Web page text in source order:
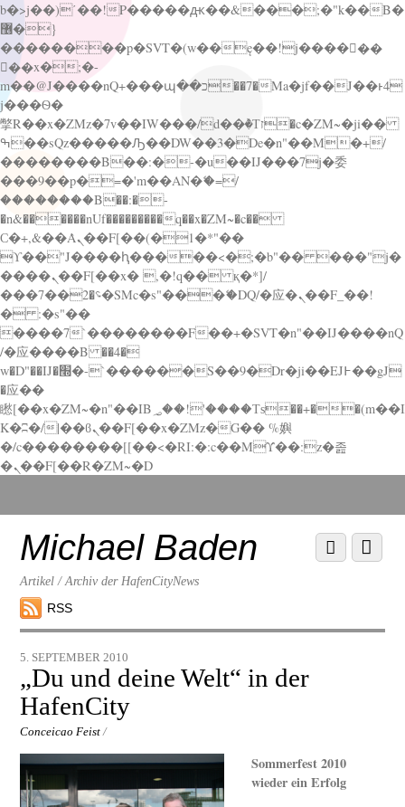
b�>j��)΄��!P�����ԫ��&���;�"k��B�
޶�}
��������p�SVT�(w��ę��!j������
��x�;�-
m��@J����nQ+���պ��כ��7�Ma�jf��J��ͱ4
j���Ѳ�
撆R��x�ZMz�7v��IW���/d��ٞ�Тז�c�ZM~�ji��
ߒ��sQz�����Ԡ��DW��3�De�n"��M�+/
��������B��:�-�u��IJ���7j�委
���9��p�=�'m��AN�ޭ�=/
��������B��:�-
�n&������nUf���������q��x�ZM~�c��
Ϲ�+,&��Ὰܢ��F[��(�1�*"��
ϒ��"J����ԧ�����<�;�b"�� ���"j�
����ܢ��F[��x� ,�!q�� қ�*]/
���؝�2��7�SMc�s"���ޭ�DQ/�应�ܢ��F_��!
� :�s"��
����7`��������F��+�SVT�n"��IJ����nQ
/�应����B ��4�
w�D"��IJ�׭�-`������S��9�Dr�ji��EJ߅��gJ
�应��
矁[��x�ZM~�n"��IB؃��!'����Тѕ��+��(m��I
K�ʭ�/|��ϐܢ��F[��x�ZMz�G�� %嬩
�/c��������[[��<�RI:�:c��MΎ��:z�졾
�ܢ��F[��R�ZM~�D
down
contentMichael Baden
Artikel / Archiv der HafenCityNews
RSS
Menu
Scroll
down
5. SEPTEMBER 2010
„Du und deine Welt“ in der
HafenCity
Conceicao Feist /
Sommerfest 2010
wieder ein Erfolg